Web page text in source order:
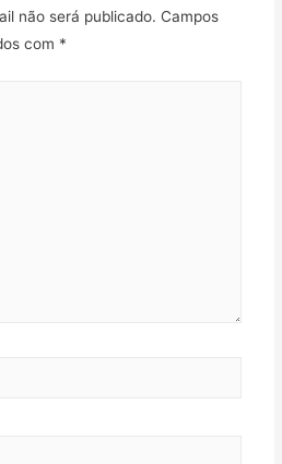
não será publicado. Campos
com *